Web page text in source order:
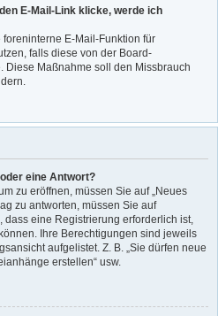
E-Mail-Link klicke, werde ich
E-Mail-Funktion für
falls diese von der Board-
Diese Maßnahme soll den Missbrauch
eine Antwort?
zu eröffnen, müssen Sie auf „Neues
zu antworten, müssen Sie auf
dass eine Registrierung erforderlich ist,
Ihre Berechtigungen sind jeweils
aufgelistet. Z. B. „Sie dürfen neue
erstellen“ usw.